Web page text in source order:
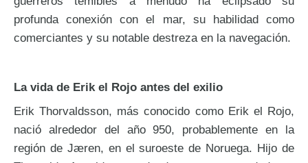
profunda conexión con el mar, su habilidad como
comerciantes y su notable destreza en la navegación.
La vida de Erik el Rojo antes del exilio
Erik Thorvaldsson, más conocido como Erik el Rojo,
nació alrededor del año 950, probablemente en la
región de Jæren, en el suroeste de Noruega. Hijo de